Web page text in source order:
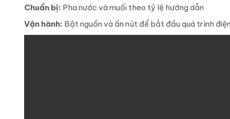
Chuẩn bị: Pha nước và muối theo tỷ lệ hướng dẫn
Vận hành: Bật nguồn và ấn nút để bắt đầu quá trình